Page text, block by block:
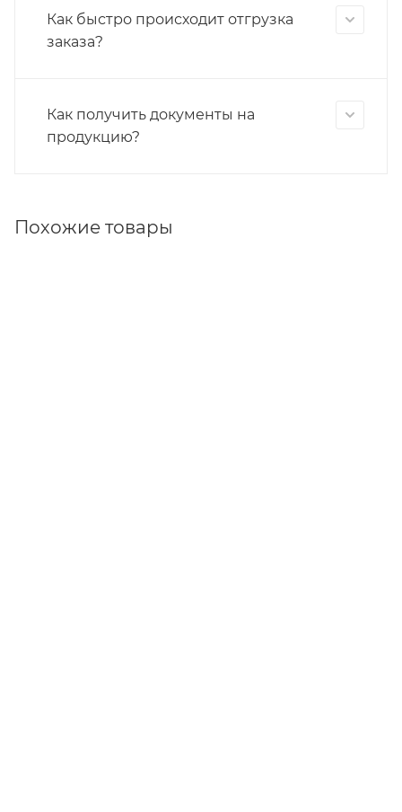
Как быстро происходит отгрузка
заказа?
Как получить документы на
продукцию?
Похожие товары